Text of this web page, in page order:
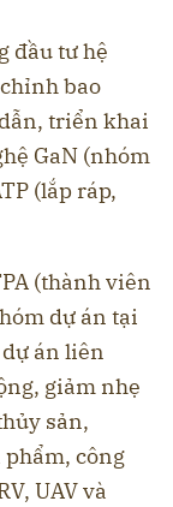
đầu tư hệ
bao
triển khai
GaN (nhóm
(lắp ráp,
(thành viên
dự án tại
án liên
giảm nhẹ
sản,
công
UAV và